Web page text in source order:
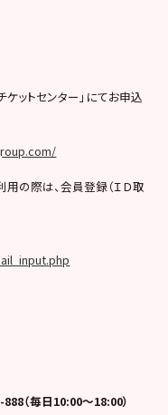
ケットセンター」にてお申込
の際は、会員登録（ＩＤ取
（毎日10:00～18:00）